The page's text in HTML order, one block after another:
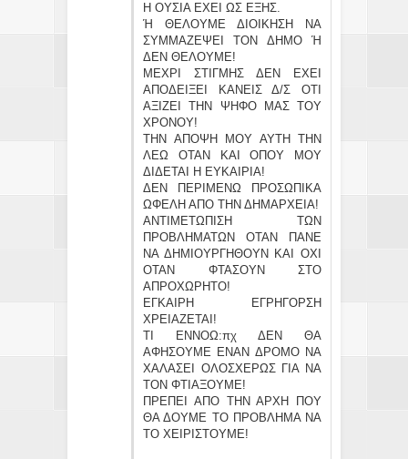
Η ΟΥΣΙΑ ΕΧΕΙ ΩΣ ΕΞΗΣ.
Ή ΘΕΛΟΥΜΕ ΔΙΟΙΚΗΣΗ ΝΑ
ΣΥΜΜΑΖΕΨΕΙ ΤΟΝ ΔΗΜΟ Ή
ΔΕΝ ΘΕΛΟΥΜΕ!
ΜΕΧΡΙ ΣΤΙΓΜΗΣ ΔΕΝ ΕΧΕΙ
ΑΠΟΔΕΙΞΕΙ ΚΑΝΕΙΣ Δ/Σ ΟΤΙ
ΑΞΙΖΕΙ ΤΗΝ ΨΗΦΟ ΜΑΣ ΤΟΥ
ΧΡΟΝΟΥ!
ΤΗΝ ΑΠΟΨΗ ΜΟΥ ΑΥΤΗ ΤΗΝ
ΛΕΩ ΟΤΑΝ ΚΑΙ ΟΠΟΥ ΜΟΥ
ΔΙΔΕΤΑΙ Η ΕΥΚΑΙΡΙΑ!
ΔΕΝ ΠΕΡΙΜΕΝΩ ΠΡΟΣΩΠΙΚΑ
ΩΦΕΛΗ ΑΠΟ ΤΗΝ ΔΗΜΑΡΧΕΙΑ!
ΑΝΤΙΜΕΤΩΠΙΣΗ ΤΩΝ
ΠΡΟΒΛΗΜΑΤΩΝ ΟΤΑΝ ΠΑΝΕ
ΝΑ ΔΗΜΙΟΥΡΓΗΘΟΥΝ ΚΑΙ ΟΧΙ
ΟΤΑΝ ΦΤΑΣΟΥΝ ΣΤΟ
ΑΠΡΟΧΩΡΗΤΟ!
ΕΓΚΑΙΡΗ ΕΓΡΗΓΟΡΣΗ
ΧΡΕΙΑΖΕΤΑΙ!
ΤΙ ΕΝΝΟΩ:πχ ΔΕΝ ΘΑ
ΑΦΗΣΟΥΜΕ ΕΝΑΝ ΔΡΟΜΟ ΝΑ
ΧΑΛΑΣΕΙ ΟΛΟΣΧΕΡΩΣ ΓΙΑ ΝΑ
ΤΟΝ ΦΤΙΑΞΟΥΜΕ!
ΠΡΕΠΕΙ ΑΠΟ ΤΗΝ ΑΡΧΗ ΠΟΥ
ΘΑ ΔΟΥΜΕ ΤΟ ΠΡΟΒΛΗΜΑ ΝΑ
ΤΟ ΧΕΙΡΙΣΤΟΥΜΕ!